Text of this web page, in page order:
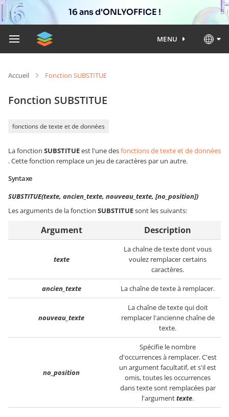
16 ans d'ONLYOFFICE !
MENU
Accueil Fonction SUBSTITUE
Fonction SUBSTITUE
fonctions de texte et de données
La fonction SUBSTITUEest l'une desfonctions de texte et de données
. Cette fonction remplace un jeu de caractères par un autre.
Syntaxe
SUBSTITUE(texte, ancien_texte, nouveau_texte, [no_position])
Les arguments de la fonction SUBSTITUEsont les suivants:
Argument Description
texte
La chaîne de texte dont vous
voulez remplacer certains
caractères.
ancien_texte La chaîne de texte à remplacer.
nouveau_texte
La chaîne de texte qui doit
remplacer l'ancienne chaîne de
texte.
no_position
Spécifie le nombre
d'occurrences à remplacer. C'est
un argument facultatif, et s'il est
omis, toutes les occurrences
dans texte sont remplacées par
l'argumenttexte.